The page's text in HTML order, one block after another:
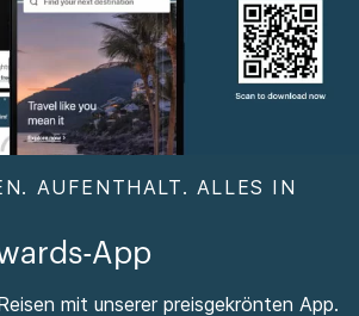
AUFENTHALT. ALLES IN
App
mit unserer preisgekrönten App.